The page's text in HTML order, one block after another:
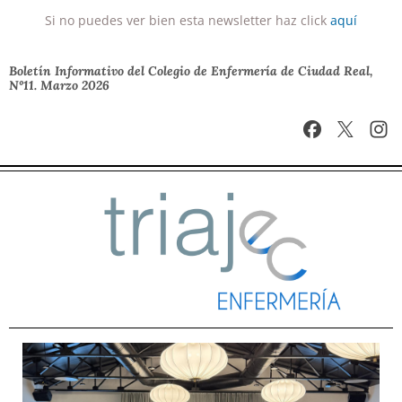
Si no puedes ver bien esta newsletter haz click aquí
Boletín Informativo del Colegio de Enfermería de Ciudad Real,
Nº11. Marzo 2026